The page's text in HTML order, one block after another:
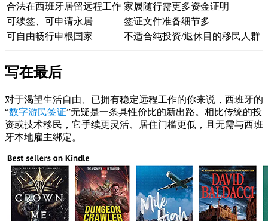
合法在西班牙居留远程工作 家属随行需更多资金证明
可续签、可申请永居
签证文件准备细节多
可自由畅行申根国家
不适合纯投资/退休目的移民人群
写在最后
对于渴望生活自由、已拥有稳定远程工作的你来说，西班牙的
“数字游民签证”无疑是一条具性价比的新出路。相比传统的投
资或技术移民，它手续更灵活、居住门槛更低，且无需与西班
牙本地雇主绑定。